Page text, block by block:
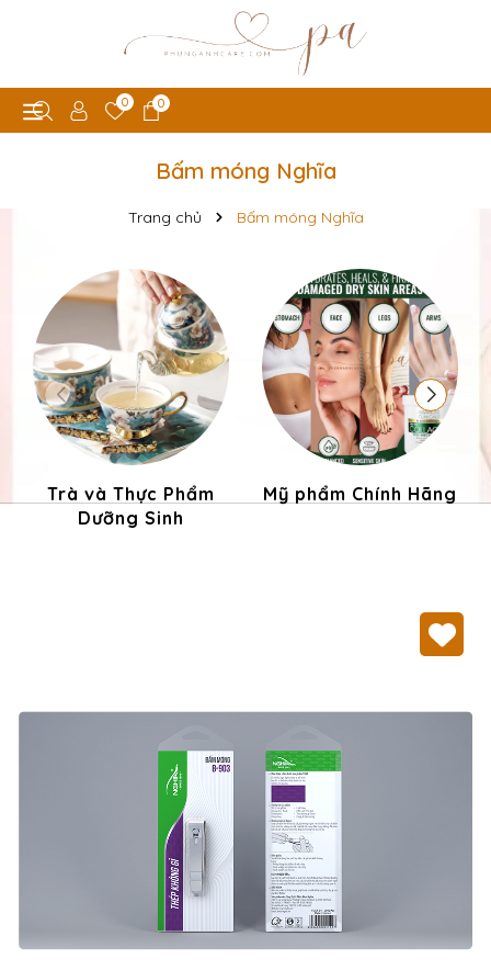
0 0
Bấm móng Nghĩa
Trang chủ Bấm móng Nghĩa
Trà và Thực Phẩm
Dưỡng Sinh
Mỹ phẩm Chính Hãng